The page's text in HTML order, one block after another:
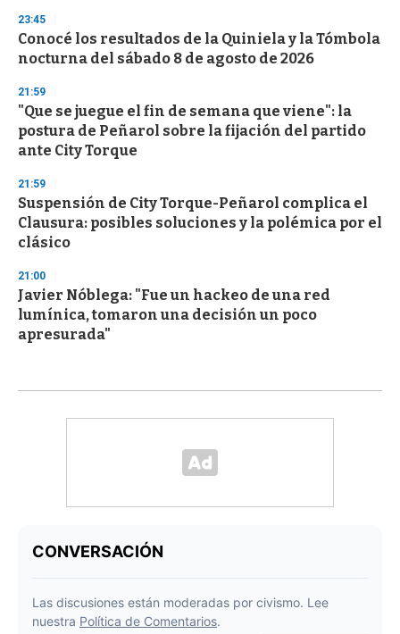
23:45
Conocé los resultados de la Quiniela y la Tómbola
nocturna del sábado 8 de agosto de 2026
21:59
"Que se juegue el fin de semana que viene": la
postura de Peñarol sobre la fijación del partido
ante City Torque
21:59
Suspensión de City Torque-Peñarol complica el
Clausura: posibles soluciones y la polémica por el
clásico
21:00
Javier Nóblega: "Fue un hackeo de una red
lumínica, tomaron una decisión un poco
apresurada"